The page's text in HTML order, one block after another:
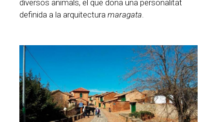
diversos animals, el que dona una personalitat
definida a la arquitectura maragata